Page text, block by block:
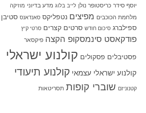
יוסף סידר כריסטופר נולן לייב בלוג מדע בדיוני מוזיקה
מלחמת הכוכבים מפיצים נטפליקס סאנדאנס סטיבן
ספילברג סיכום חודש סרטים קצרים סרטי קיץ
פודקאסט סינמסקופ הקצה פיקסאר
פסטיבלים פסקולים קולנוע ישראלי
קולנוע ישראלי עצמאי קולנוע תיעודי
קטנוניזם שוברי קופות תסריטאות